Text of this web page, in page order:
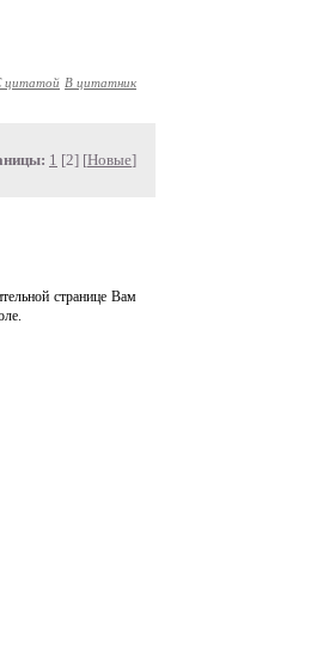
цитатой В цитатник
1 [2] [Новые]
странице Вам